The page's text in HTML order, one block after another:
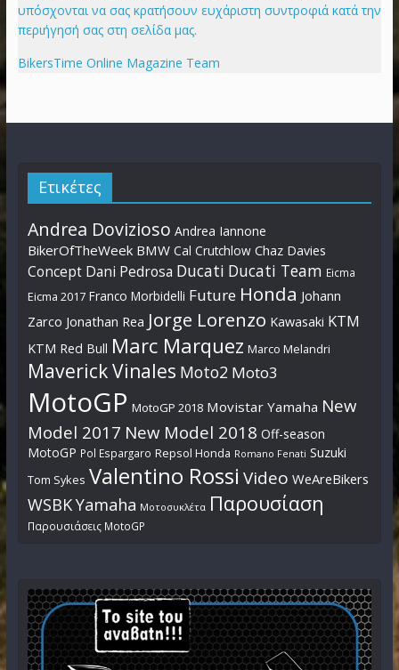
υπόσχονται να σας κρατήσουν ευχάριστη συντροφιά κατά την
περιήγησή σας στη σελίδα μας.
BikersTime Online Magazine Team
Ετικέτες
Andrea Dovizioso Andrea Iannone
BikerOfTheWeek BMW Cal Crutchlow Chaz Davies
Concept Dani Pedrosa Ducati Ducati Team Eicma
Eicma 2017 Franco Morbidelli Future Honda Johann
Zarco Jonathan Rea Jorge Lorenzo Kawasaki KTM
KTM Red Bull Marc Marquez Marco Melandri
Maverick Vinales Moto2 Moto3
MotoGP MotoGP 2018 Movistar Yamaha New
Model 2017 New Model 2018 Off-season
MotoGP Pol Espargaro Repsol Honda Romano Fenati Suzuki
Tom Sykes Valentino Rossi Video WeAreBikers
WSBKYamaha Μοτοσυκλέτα Παρουσίαση
Παρουσιάσεις MotoGP